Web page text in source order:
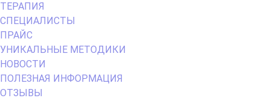
ТЕРАПИЯ
СПЕЦИАЛИСТЫ
ПРАЙС
УНИКАЛЬНЫЕ МЕТОДИКИ
НОВОСТИ
ПОЛЕЗНАЯ ИНФОРМАЦИЯ
ОТЗЫВЫ